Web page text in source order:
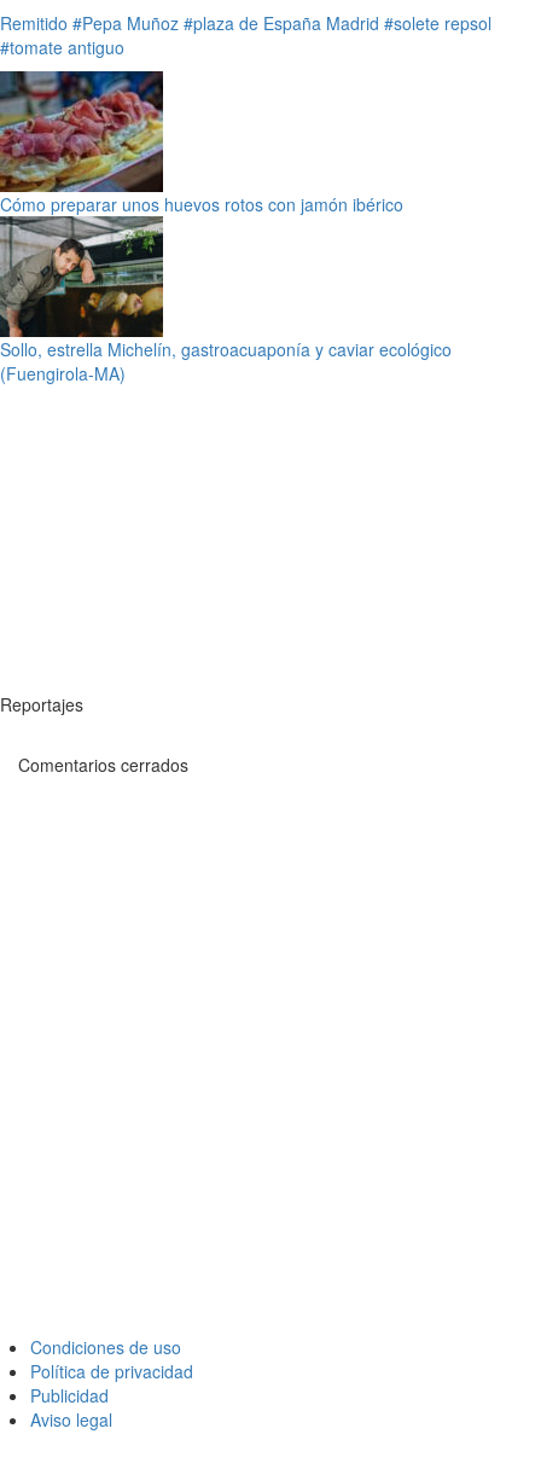
Remitido #Pepa Muñoz #plaza de España Madrid #solete repsol
#tomate antiguo
Cómo preparar unos huevos rotos con jamón ibérico
Sollo, estrella Michelín, gastroacuaponía y caviar ecológico
(Fuengirola-MA)
Reportajes
Comentarios cerrados
Condiciones de uso
Política de privacidad
Publicidad
Aviso legal